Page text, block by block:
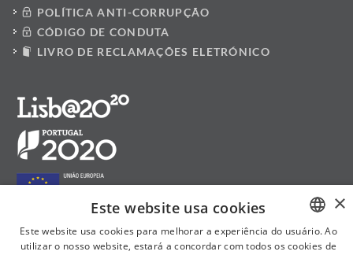
POLÍTICA ANTI-CORRUPÇÃO
CÓDIGO DE CONDUTA
LIVRO DE RECLAMAÇÕES ELETRÓNICO
PORTUGUESE
×
Este website usa cookies
Este website usa cookies para melhorar a experiência do usuário. Ao
utilizar o nosso website, estará a concordar com todos os cookies de